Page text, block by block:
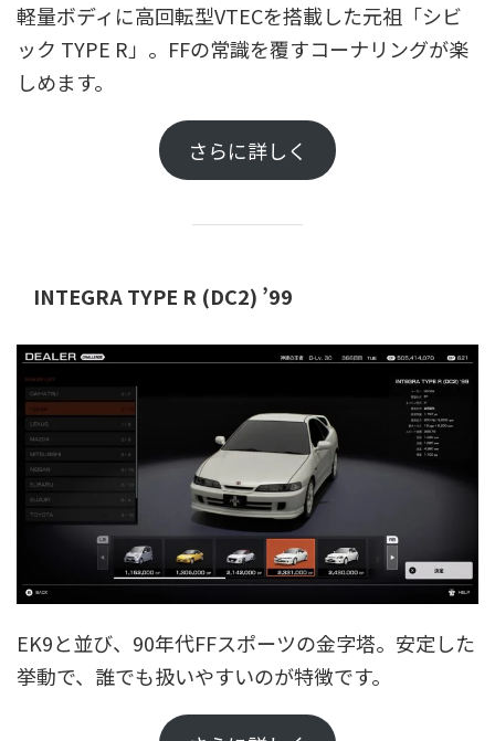
軽量ボディに高回転型VTECを搭載した元祖「シビ
ック TYPE R」。FFの常識を覆すコーナリングが楽
しめます。
さらに詳しく
INTEGRA TYPE R (DC2) ’99
EK9と並び、90年代FFスポーツの金字塔。安定した
挙動で、誰でも扱いやすいのが特徴です。